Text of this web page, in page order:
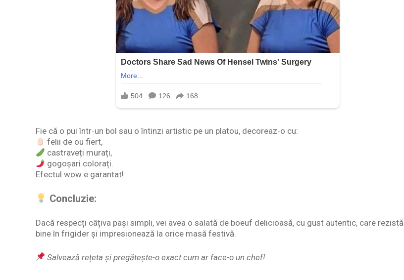
Fie că o pui într-un bol sau o întinzi artistic pe un platou, decoreaz-o cu:
felii de ou fiert,
castraveți murați,
gogoșari colorați.
Efectul wow e garantat!
Concluzie:
Dacă respecți câțiva pași simpli, vei avea o salată de boeuf delicioasă, cu gust autentic, care rezistă
bine în frigider și impresionează la orice masă festivă.
Salvează rețeta și pregătește-o exact cum ar face-o un chef!